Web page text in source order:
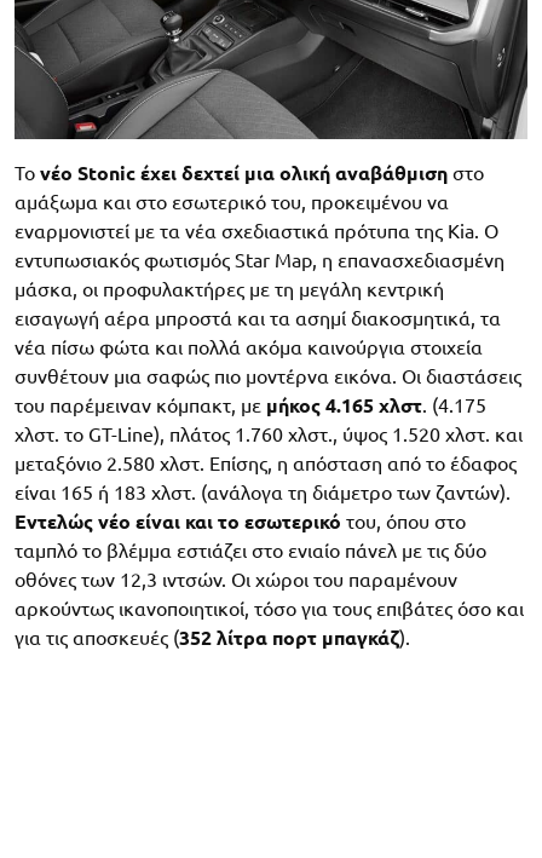
Το νέο Stonic έχει δεχτεί μια ολική αναβάθμιση στο
αμάξωμα και στο εσωτερικό του, προκειμένου να
εναρμονιστεί με τα νέα σχεδιαστικά πρότυπα της Kia. O
εντυπωσιακός φωτισμός Star Map, η επανασχεδιασμένη
μάσκα, οι προφυλακτήρες με τη μεγάλη κεντρική
εισαγωγή αέρα μπροστά και τα ασημί διακοσμητικά, τα
νέα πίσω φώτα και πολλά ακόμα καινούργια στοιχεία
συνθέτουν μια σαφώς πιο μοντέρνα εικόνα. Οι διαστάσεις
του παρέμειναν κόμπακτ, με μήκος 4.165 χλστ. (4.175
χλστ. το GT-Line), πλάτος 1.760 χλστ., ύψος 1.520 χλστ. και
μεταξόνιο 2.580 χλστ. Επίσης, η απόσταση από το έδαφος
είναι 165 ή 183 χλστ. (ανάλογα τη διάμετρο των ζαντών).
Εντελώς νέο είναι και το εσωτερικό του, όπου στο
ταμπλό το βλέμμα εστιάζει στο ενιαίο πάνελ με τις δύο
οθόνες των 12,3 ιντσών. Οι χώροι του παραμένουν
αρκούντως ικανοποιητικοί, τόσο για τους επιβάτες όσο και
για τις αποσκευές (352 λίτρα πορτ μπαγκάζ).